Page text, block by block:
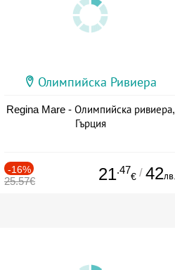
Олимпийска Ривиера
Regina Mare - Олимпийска ривиера,
Гърция
-16%
25.57€ 21.47
€ / 42лв.